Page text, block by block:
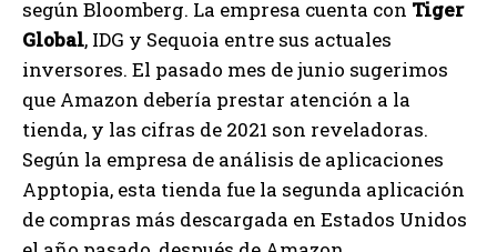
según Bloomberg. La empresa cuenta con Tiger
Global, IDG y Sequoia entre sus actuales
inversores. El pasado mes de junio sugerimos
que Amazon debería prestar atención a la
tienda, y las cifras de 2021 son reveladoras.
Según la empresa de análisis de aplicaciones
Apptopia, esta tienda fue la segunda aplicación
de compras más descargada en Estados Unidos